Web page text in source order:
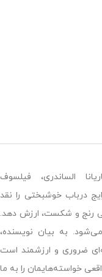
الساندری، فیلسوف
درباب خوشبختی را نقد
رنج و شکست، ارزش دهد.
به بیان نویسنده،
ضروری و ارزشمند است
خواسته‌هایمان را به ما